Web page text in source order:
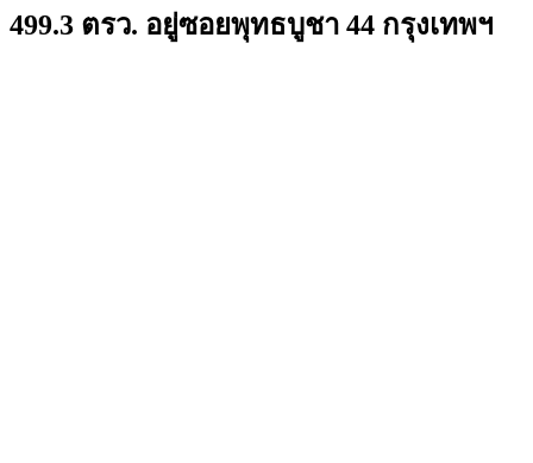
499.3 ตรว. อยู่ซอยพุทธบูชา 44 กรุงเทพฯ